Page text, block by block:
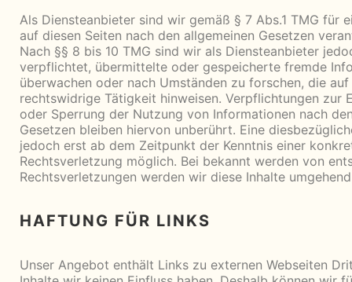
Als Diensteanbieter sind wir gemäß § 7 Abs.1 TMG für
auf diesen Seiten nach den allgemeinen Gesetzen
Nach §§ 8 bis 10 TMG sind wir als Diensteanbieter
verpflichtet, übermittelte oder gespeicherte fremde
überwachen oder nach Umständen zu forschen, die auf
rechtswidrige Tätigkeit hinweisen. Verpflichtungen zur
oder Sperrung der Nutzung von Informationen nach
Gesetzen bleiben hiervon unberührt. Eine
jedoch erst ab dem Zeitpunkt der Kenntnis einer
Rechtsverletzung möglich. Bei bekannt werden von
Rechtsverletzungen werden wir diese Inhalte
HAFTUNG FÜR LINKS
Unser Angebot enthält Links zu externen Webseiten